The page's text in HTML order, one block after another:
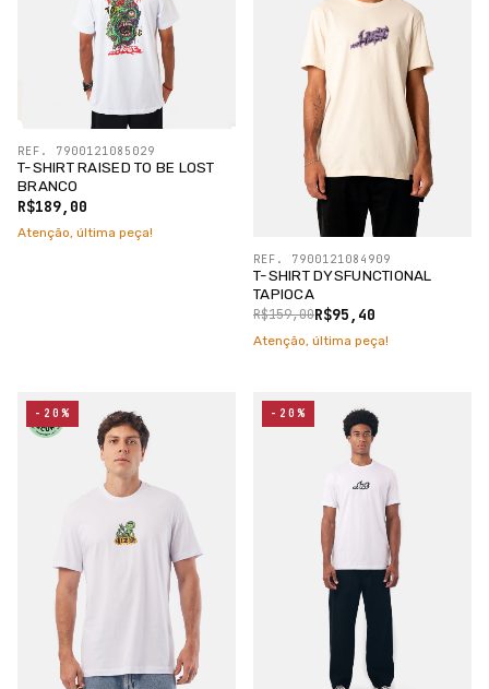
T-SHIRT RAISED TO BE LOST
BRANCO
R$189,00
REF. 7900121085029
Atenção, última peça!
T-SHIRT DYSFUNCTIONAL
TAPIOCA
R$95,40
R$159,00
REF. 7900121084909
Atenção, última peça!
-20% -20%